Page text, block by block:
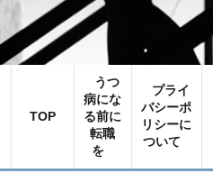
TOP
うつ
病にな
る前に
転職
を
プライ
バシーポ
リシーに
ついて